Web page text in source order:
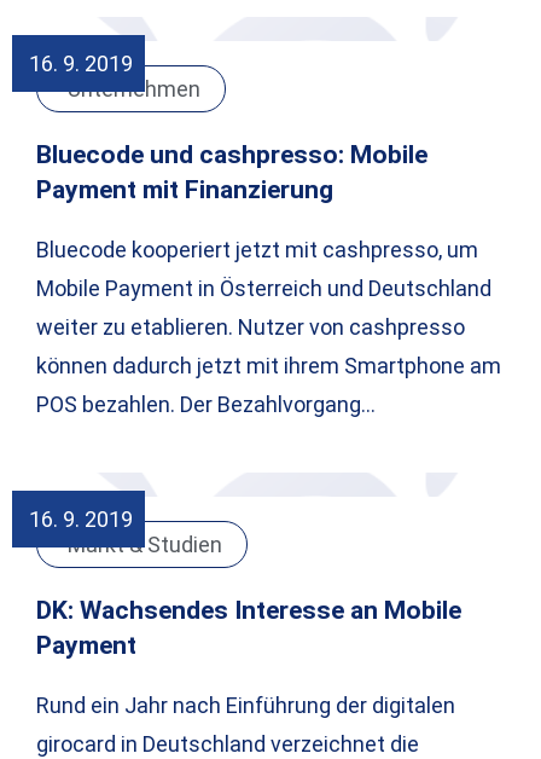
16. 9. 2019
Unternehmen
Bluecode und cashpresso: Mobile
Payment mit Finanzierung
Bluecode kooperiert jetzt mit cashpresso, um
Mobile Payment in Österreich und Deutschland
weiter zu etablieren. Nutzer von cashpresso
können dadurch jetzt mit ihrem Smartphone am
POS bezahlen. Der Bezahlvorgang…
16. 9. 2019
Markt & Studien
DK: Wachsendes Interesse an Mobile
Payment
Rund ein Jahr nach Einführung der digitalen
girocard in Deutschland verzeichnet die